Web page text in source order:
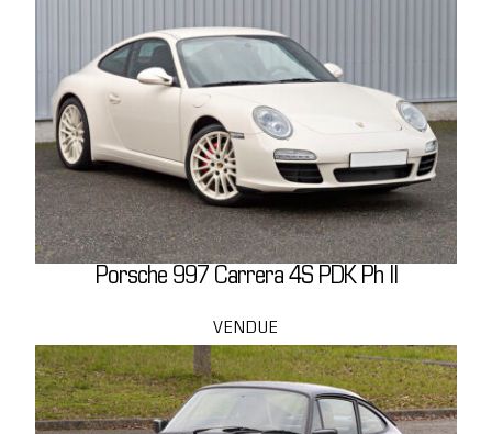
Porsche 997 Carrera 4S PDK Ph II
VENDUE